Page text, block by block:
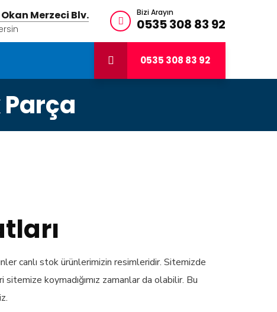
Merzeci Blv. Bizi Arayın
0535 308 83 92
0535 308 83 92
canlı stok ürünlerimizin resimleridir. Sitemizde
koymadığımız zamanlar da olabilir. Bu